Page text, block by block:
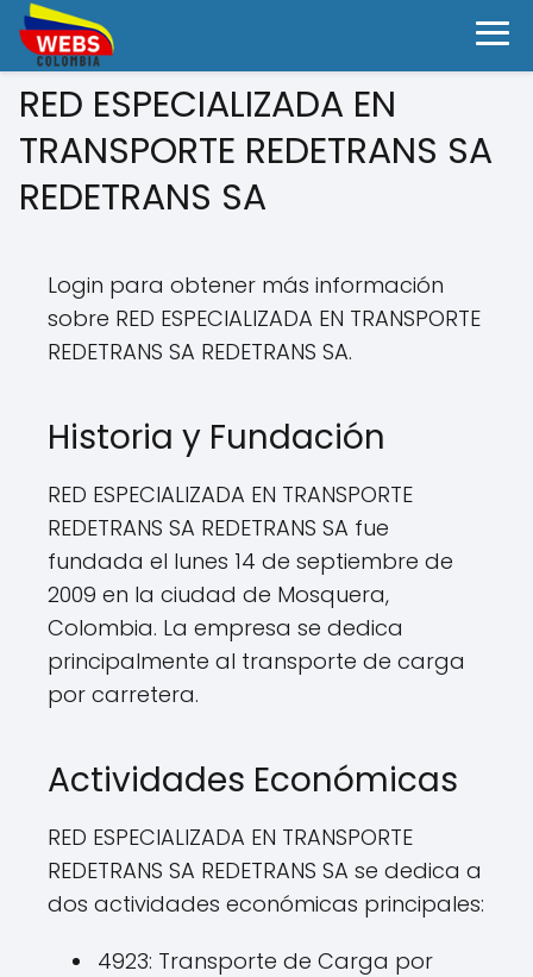
RED ESPECIALIZADA EN
TRANSPORTE REDETRANS SA
REDETRANS SA
Login para obtener más información
sobre RED ESPECIALIZADA EN TRANSPORTE
REDETRANS SA REDETRANS SA.
Historia y Fundación
RED ESPECIALIZADA EN TRANSPORTE
REDETRANS SA REDETRANS SA fue
fundada el lunes 14 de septiembre de
2009 en la ciudad de Mosquera,
Colombia. La empresa se dedica
principalmente al transporte de carga
por carretera.
Actividades Económicas
RED ESPECIALIZADA EN TRANSPORTE
REDETRANS SA REDETRANS SA se dedica a
dos actividades económicas principales:
4923: Transporte de Carga por